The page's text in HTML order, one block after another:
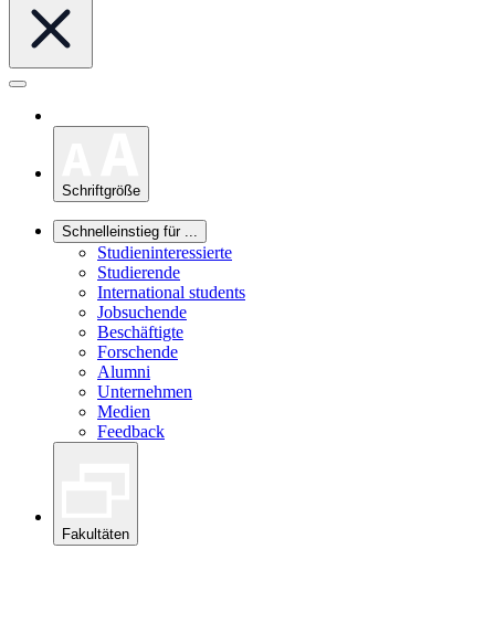
Schriftgröße
Schnelleinstieg für ...
Studieninteressierte
Studierende
International students
Jobsuchende
Beschäftigte
Forschende
Alumni
Unternehmen
Medien
Feedback
Fakultäten